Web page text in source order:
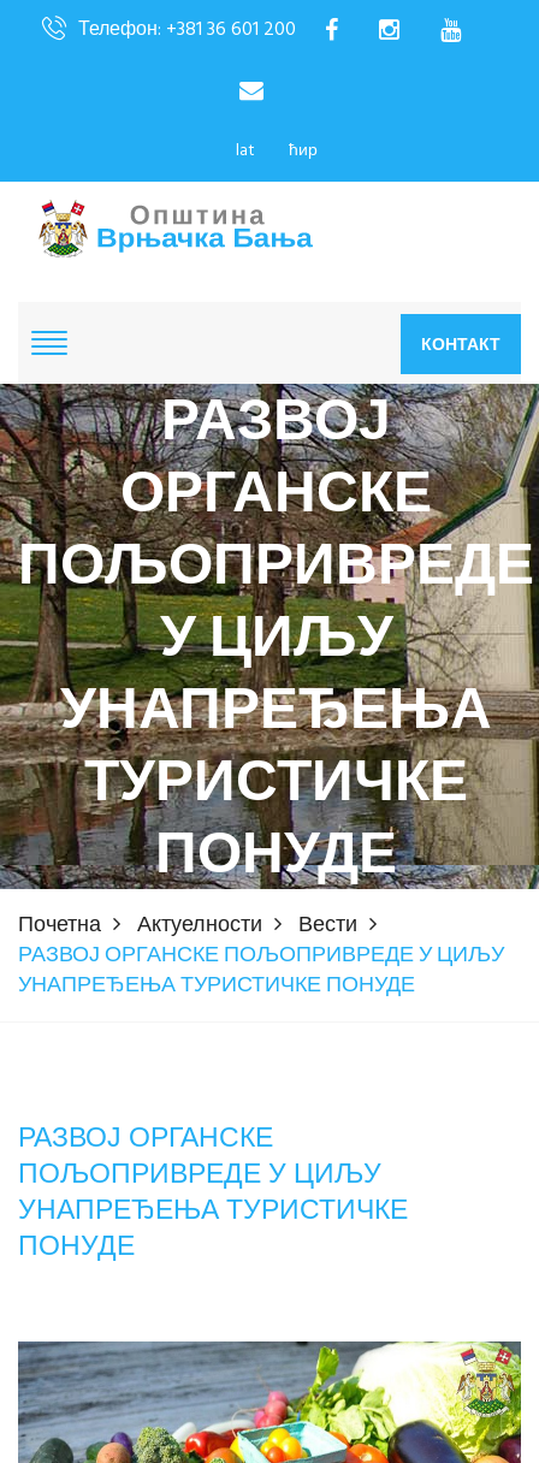
Телефон: +381 36 601 200
lat ћир
КОНТАКТ
РАЗВОЈ
ОРГАНСКЕ
ПОЉОПРИВРЕДЕ
У ЦИЉУ
УНАПРЕЂЕЊА
ТУРИСТИЧКЕ
ПОНУДЕ
Почетна Актуелности
Вести
РАЗВОЈ ОРГАНСКЕ ПОЉОПРИВРЕДЕ У ЦИЉУ
УНАПРЕЂЕЊА ТУРИСТИЧКЕ ПОНУДЕ
РАЗВОЈ ОРГАНСКЕ
ПОЉОПРИВРЕДЕ У ЦИЉУ
УНАПРЕЂЕЊА ТУРИСТИЧКЕ
ПОНУДЕ